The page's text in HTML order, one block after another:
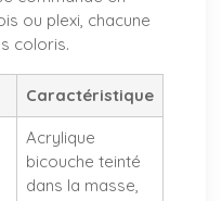
ou plexi, chacune
coloris.
Caractéristique
Acrylique
bicouche teinté
dans la masse,